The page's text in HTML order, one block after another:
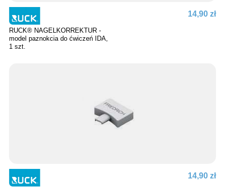
RUCK® NAGELKORREKTUR -
model paznokcia do ćwiczeń IDA,
1 szt.
14,90 zł
14,90 zł